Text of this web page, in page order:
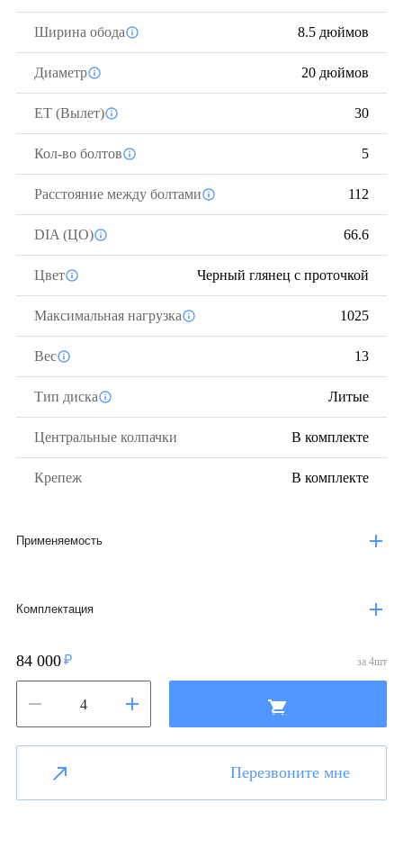
Ширина обода 8.5 дюймов
Диаметр 20 дюймов
ЕТ (Вылет) 30
Кол-во болтов 5
Расстояние между болтами 112
DIA (ЦО) 66.6
Цвет Черный глянец с проточкой
Максимальная нагрузка 1025
Вес 13
Тип диска Литые
Центральные колпачки В комплекте
Крепеж В комплекте
Применяемость
Комплектация
84 000 за 4шт
Перезвоните мне